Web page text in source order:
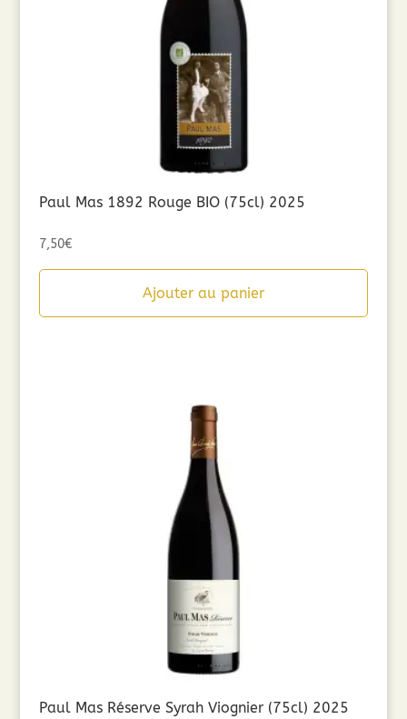
Paul Mas 1892 Rouge BIO (75cl) 2025
7,50€
Ajouter au panier
Paul Mas Réserve Syrah Viognier (75cl) 2025